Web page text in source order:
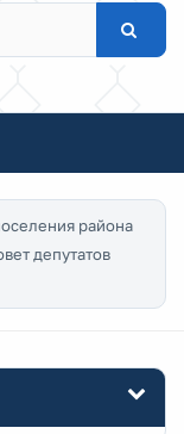
района
депутатов